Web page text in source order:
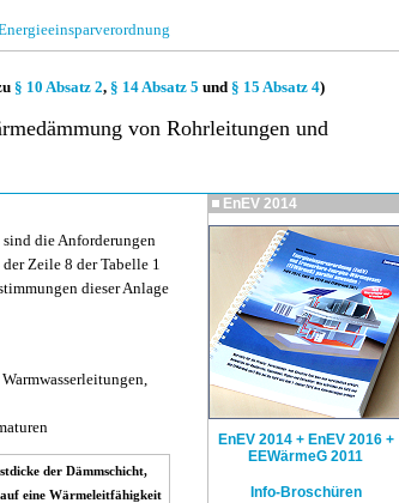
§ 10 Absatz 2, § 14 Absatz 5 und § 15 Absatz 4)
von Rohrleitungen und
sind die Anforderungen
Zeile 8 der Tabelle 1
dieser Anlage
der Dämmschicht,
auf eine Wärmeleitfähigkeit
EnEV 2014
EnEV 2014 + EnEV 2016 +
EEWärmeG 2011
Info-Broschüren